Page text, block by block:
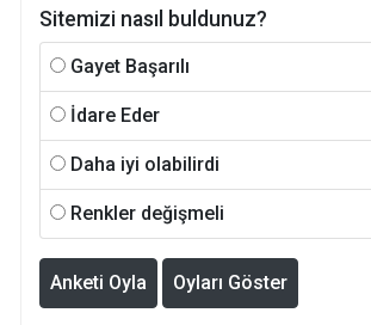
Sitemizi nasıl buldunuz?
Gayet Başarılı
İdare Eder
Daha iyi olabilirdi
Renkler değişmeli
Anketi Oyla Oyları Göster